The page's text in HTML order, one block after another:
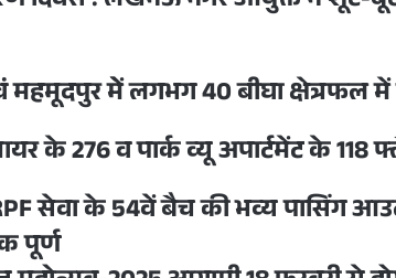
मेें लगभग 40 बीघा क्षेत्रफल में
के 276 व पार्क व्यू अपार्टमेंट के
सेवा के 54वें बैच की भव्य पासिंग आउट
पूर्ण